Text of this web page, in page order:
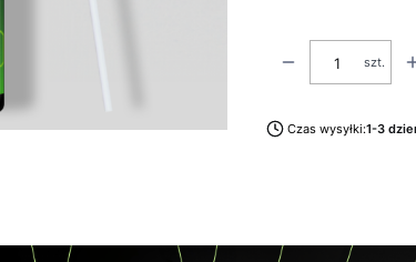
szt.
Czas wysyłki:1-3